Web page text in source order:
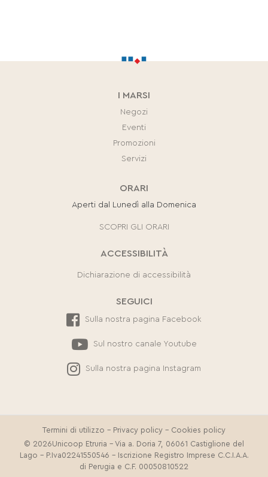
I MARSI
Negozi
Eventi
Promozioni
Servizi
ORARI
Aperti dal Lunedì alla Domenica
SCOPRI GLI ORARI
ACCESSIBILITÀ
Dichiarazione di accessibilità
SEGUICI
Sulla nostra pagina Facebook
Sul nostro canale Youtube
Sulla nostra pagina Instagram
Termini di utilizzo - Privacy policy - Cookies policy
© 2026Unicoop Etruria - Via a. Doria 7, 06061 Castiglione del
Lago - P.Iva02241550546 - Iscrizione Registro Imprese C.C.I.A.A.
di Perugia e C.F. 00050810522